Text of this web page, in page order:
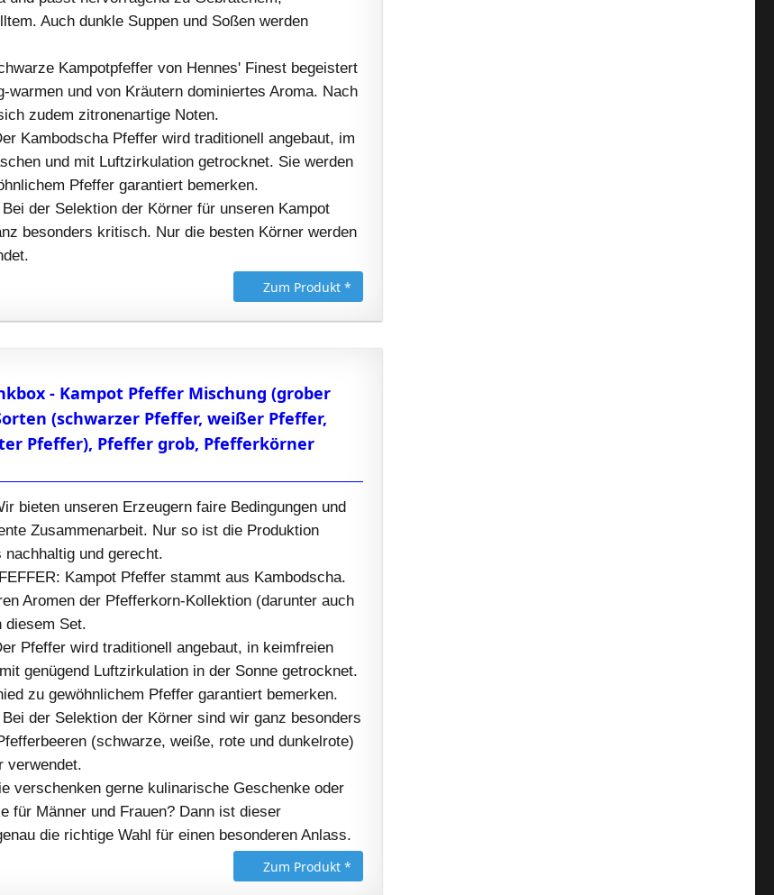
Auch dunkle Suppen und Soßen werden
Kampotpfeffer von Hennes' Finest begeistert
warmen und von Kräutern dominiertes Aroma. Nach
zudem zitronenartige Noten.
Kambodscha Pfeffer wird traditionell angebaut, im
und mit Luftzirkulation getrocknet. Sie werden
Pfeffer garantiert bemerken.
der Selektion der Körner für unseren Kampot
besonders kritisch. Nur die besten Körner werden
Zum Produkt *
- Kampot Pfeffer Mischung (grober
(schwarzer Pfeffer, weißer Pfeffer,
Pfeffer), Pfeffer grob, Pfefferkörner
bieten unseren Erzeugern faire Bedingungen und
Zusammenarbeit. Nur so ist die Produktion
und gerecht.
Kampot Pfeffer stammt aus Kambodscha.
Aromen der Pfefferkorn-Kollektion (darunter auch
diesem Set.
Pfeffer wird traditionell angebaut, in keimfreien
genügend Luftzirkulation in der Sonne getrocknet.
zu gewöhnlichem Pfeffer garantiert bemerken.
der Selektion der Körner sind wir ganz besonders
(schwarze, weiße, rote und dunkelrote)
verwendet.
verschenken gerne kulinarische Geschenke oder
für Männer und Frauen? Dann ist dieser
die richtige Wahl für einen besonderen Anlass.
Zum Produkt *